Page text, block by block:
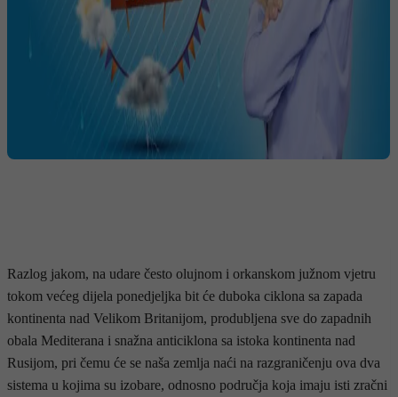
Razlog jakom, na udare često olujnom i orkanskom južnom vjetru
tokom većeg dijela ponedjeljka bit će duboka ciklona sa zapada
kontinenta nad Velikom Britanijom, produbljena sve do zapadnih
obala Mediterana i snažna anticiklona sa istoka kontinenta nad
Rusijom, pri čemu će se naša zemlja naći na razgraničenju ova dva
sistema u kojima su izobare, odnosno područja koja imaju isti zračni